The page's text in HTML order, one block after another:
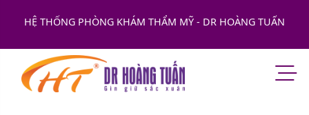
HỆ THỐNG PHÒNG KHÁM THẨM MỸ - DR HOÀNG TUẤN